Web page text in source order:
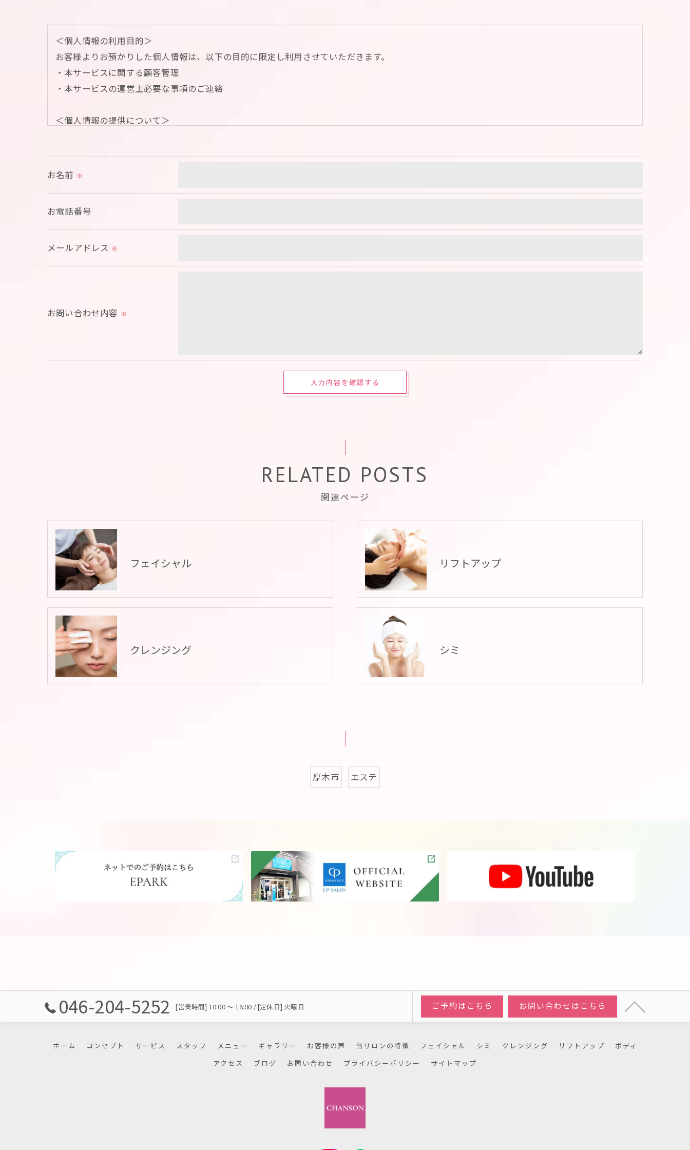
＜個人情報の利用目的＞
お客様よりお預かりした個人情報は、以下の目的に限定し利用させていただきます。
・本サービスに関する顧客管理
・本サービスの運営上必要な事項のご連絡
＜個人情報の提供について＞
これらの委託先に対しては個人情報保護契約等の措置をとり、適切な監督を行います。
＜個人情報の安全管理＞
当社では、個人情報の漏洩等がなされないよう、適切に安全管理対策を実施します。
必要な情報を頂けない場合は、それに対応した当社のサービスをご提供できない場合がございますので予めご了承ください。
当社では、お客様の個人情報の開示･訂正･削除・利用停止の手続を定めさせて頂いております。
個人情報の開示･訂正･削除・利用停止の具体的手続きにつきましては、お電話でお問合せ下さい。
お名前 ※
お電話番号
メールアドレス ※
お問い合わせ内容 ※
関連ページ
RELATED POSTS
フェイシャル リフトアップ
クレンジング シミ
厚木市 エステ
046-204-5252 [営業時間] 10:00 〜 18:00 / [定休日] 火曜日 ご予約はこちら お問い合わせはこちら
ホーム コンセプト サービス スタッフ メニュー ギャラリー お客様の声 当サロンの特徴 フェイシャル シミ クレンジング リフトアップ
ボディ
アクセス
ブログ お問い合わせ プライバシーポリシー サイトマップ